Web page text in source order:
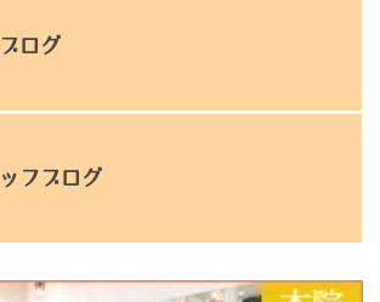
ログ
フブログ